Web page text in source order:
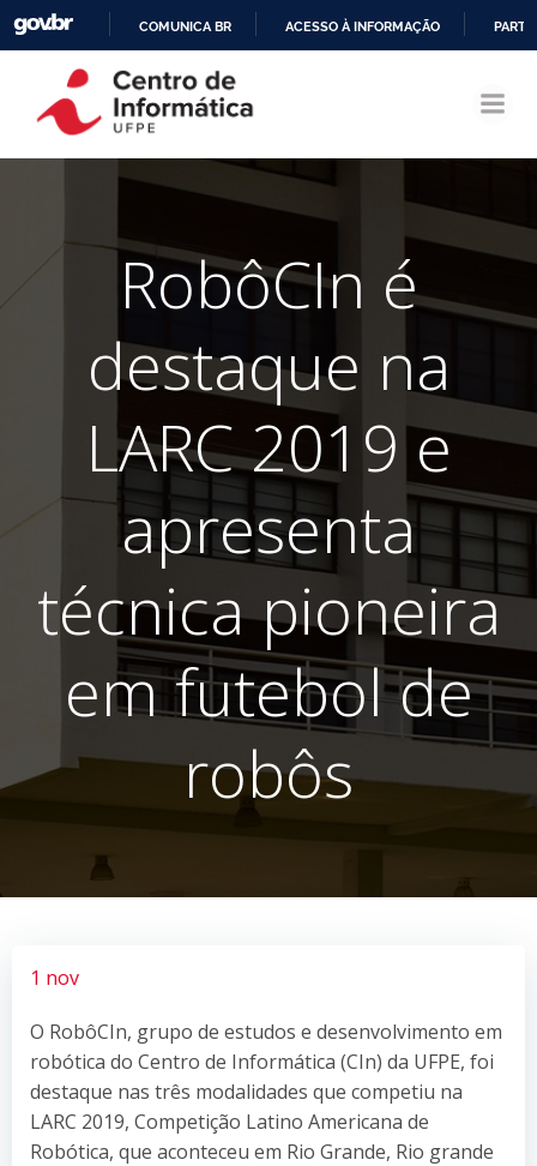
CONTEÚDO
COMUNICA BR ACESSO À INFORMAÇÃO
RobôCIn é
destaque na
LARC 2019 e
apresenta
técnica pioneira
em futebol de
robôs
1 nov
O RobôCIn, grupo de estudos e desenvolvimento em
robótica do Centro de Informática (CIn) da UFPE, foi
destaque nas três modalidades que competiu na
LARC 2019, Competição Latino Americana de
Robótica, que aconteceu em Rio Grande, Rio grande